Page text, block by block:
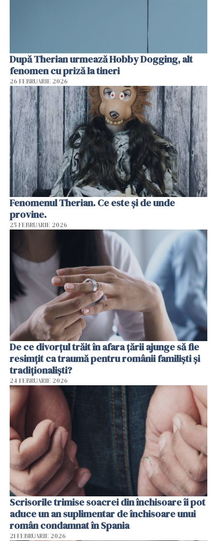
După Therian urmează Hobby Dogging, alt
fenomen cu priză la tineri
26 FEBRUARIE 2026
Fenomenul Therian. Ce este și de unde
provine.
25 FEBRUARIE 2026
De ce divorțul trăit în afara țării ajunge să fie
resimțit ca traumă pentru românii familiști și
tradiționaliști?
24 FEBRUARIE 2026
Scrisorile trimise soacrei din închisoare îi pot
aduce un an suplimentar de închisoare unui
român condamnat în Spania
21 FEBRUARIE 2026